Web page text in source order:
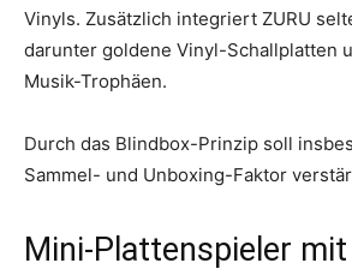
Vinyls. Zusätzlich integriert ZURU
darunter goldene Vinyl-Schallplatten
Musik-Trophäen.
Durch das Blindbox-Prinzip soll
Sammel- und Unboxing-Faktor
Mini-Plattenspieler